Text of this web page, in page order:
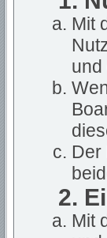
Mit
und
Der
2.
Mit